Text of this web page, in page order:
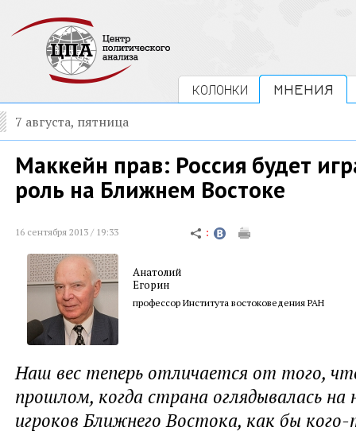
КОЛОНКИ МНЕНИЯ
7 августа, пятница
Маккейн прав: Россия будет
роль на Ближнем Востоке
16 сентября 2013 / 19:33
Анатолий
Егорин
профессор Института востоковедения РАН
Наш вес теперь отличается от того,
прошлом, когда страна оглядывалась на
игроков Ближнего Востока, как бы